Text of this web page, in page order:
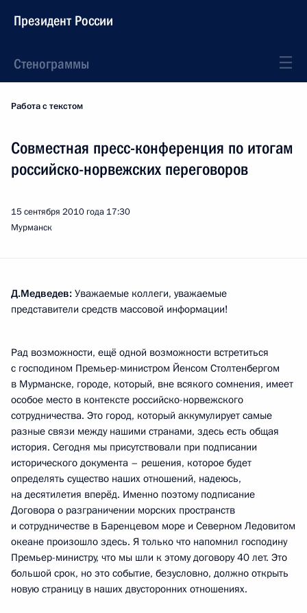
Президент России
Стенограммы
Работа с текстом
Совместная пресс-конференция по итогам
российско-норвежских переговоров
15 сентября 2010 года 17:30
Мурманск
Д.Медведев: Уважаемые коллеги, уважаемые
представители средств массовой информации!
Рад возможности, ещё одной возможности встретиться
с господином Премьер-министром Йенсом Столтенбергом
в Мурманске, городе, который, вне всякого сомнения, имеет
особое место в контексте российско-норвежского
сотрудничества. Это город, который аккумулирует самые
разные связи между нашими странами, здесь есть общая
история. Сегодня мы присутствовали при подписании
исторического документа – решения, которое будет
определять существо наших отношений, надеюсь,
на десятилетия вперёд. Именно поэтому подписание
Договора о разграничении морских пространств
и сотрудничестве в Баренцевом море и Северном Ледовитом
океане произошло здесь. Я только что напомнил господину
Премьер-министру, что мы шли к этому договору 40 лет. Это
большой срок, но это событие, безусловно, должно открыть
новую страницу в наших двусторонних отношениях.